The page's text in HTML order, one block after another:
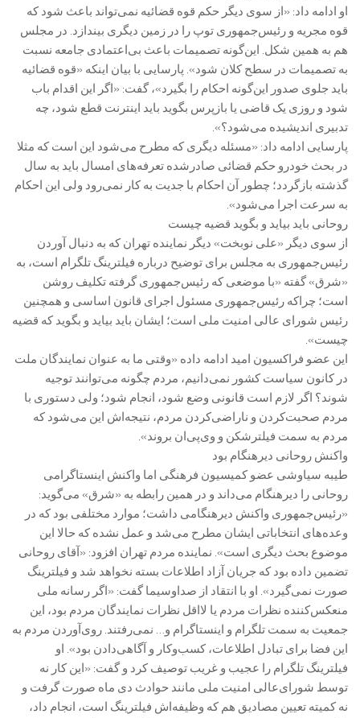
او ادامه داد: «از سوی دیگر حکم قوه قضائیه نمی‌تواند باعث شود که
قوه مجریه و رئیس‌جمهوری توپ را در زمین دیگری بیندازد. در مجلس
هم به همین شکل. این‌گونه تصمیمات باعث بی‌اعتمادی جامعه نسبت
به تصمیمات در سطح کلان شود». پارسایی با بیان اینکه «قوه قضائیه
باید جلوی صدور این‌گونه احکام را بگیرد»، گفت: «اگر این اقدام باب
شود و روزی یک قاضی یا بازپرس بگوید باید اینترنت قطع شود، چه
تدبیری اندیشیده می‌شود؟».
پارسایی ادامه داد: «مسئله دیگری که مطرح می‌شود این است که مثلا
در بحث خودرو حکم قضائی صادر‌شده تعرفه‌های امسال باید به سال
گذشته بازگردد؛ چطور آن احکام با جدیت به کار نمی‌رود ولی این احکام
به سرعت اجرا می‌شود».
روحانی باید بیاید و بگوید قضیه چیست
از سوی دیگر «علی نوبخت» دیگر نماینده تهران که به دنبال آوردن
رئیس‌جمهوری به مجلس برای توضیح درباره فیلترینگ تلگرام است، به
«شرق» گفته «با موضعی که رئیس‌جمهوری گرفته تکلیف روشن
است؛ چراکه رئیس‌جمهوری مسئول اجرای قانون اساسی و همچنین
رئیس شورای عالی امنیت ملی است؛ ایشان باید بیاید و بگوید که قضیه
چیست».
این عضو فراکسیون امید ادامه داده «وقتی ما به عنوان نمایندگان ملت
در کانون سیاست کشور نمی‌دانیم، مردم چگونه می‌توانند توجیه
شوند؟ اگر لازم است قانونی وضع شود، انجام شود؛ ولی دستوری با
مردم صحبت‌کردن و ناراضی‌کردن مردم، نتیجه‌اش این می‌شود که
مردم به سمت فیلترشکن و وی‌پی‌ان بروند».
واکنش روحانی دیرهنگام بود
طیبه سیاوشی عضو کمیسیون فرهنگی اما واکنش اینستاگرامی
روحانی را دیرهنگام می‌داند و در همین رابطه به «شرق» می‌گوید:
«رئیس‌جمهوری واکنش دیرهنگامی داشت؛ موارد مختلفی بود که در
وعده‌های انتخاباتی ایشان مطرح می‌شد و عمل نشده که حالا این
موضوع بحث دیگری است». نماینده مردم تهران افزود: «آقای روحانی
تضمین داده بود که جریان آزاد اطلاعات بسته نخواهد شد و فیلترینگ
صورت نمی‌گیرد». او با انتقاد از صداوسیما گفت: «اگر رسانه ملی
منعکس‌کننده نظرات مردم یا لااقل نظرات نمایندگان مردم بود، این
جمعیت به سمت تلگرام و اینستاگرام و… نمی‌رفتند. روی‌آوردن مردم به
این فضا برای تبادل اطلاعات، کسب‌وکار و آگاهی‌دادن بود». او
فیلترینگ تلگرام را عجیب و غریب توصیف کرد و گفت: «این کار نه
توسط شورای‌عالی امنیت ملی مانند حوادث دی ماه صورت گرفت و
نه کمیته تعیین مصادیق هم که وظیفه‌اش فیلترینگ است، انجام داد،